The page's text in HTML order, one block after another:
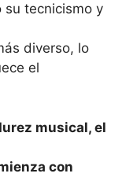
su tecnicismo y
diverso, lo
el
musical, el
con